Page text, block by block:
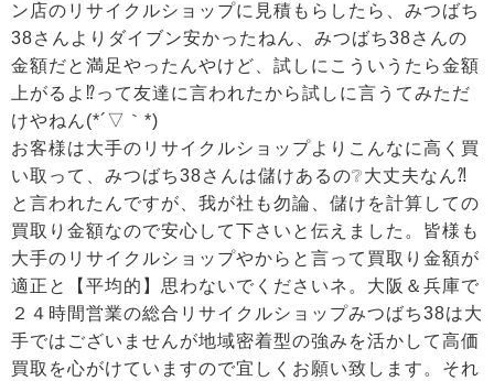
ン店のリサイクルショップに見積もらしたら、みつばち
38さんよりダイブン安かったねん、みつばち38さんの
金額だと満足やったんやけど、試しにこういうたら金額
上がるよ⁉って友達に言われたから試しに言うてみただ
けやねん(*´▽｀*)
お客様は大手のリサイクルショップよりこんなに高く買
い取って、みつばち38さんは儲けあるの❔大丈夫なん⁈
と言われたんですが、我が社も勿論、儲けを計算しての
買取り金額なので安心して下さいと伝えました。皆様も
大手のリサイクルショップやからと言って買取り金額が
適正と【平均的】思わないでくださいネ。大阪＆兵庫で
２４時間営業の総合リサイクルショップみつばち38は大
手ではございませんが地域密着型の強みを活かして高価
買取を心がけていますので宜しくお願い致します。それ